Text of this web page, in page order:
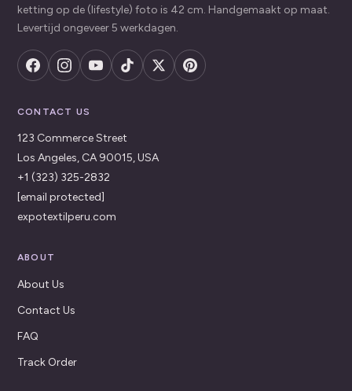
ketting op de (lifestyle) foto is 42 cm. Handgemaakt op maat.
Levertijd ongeveer 5 werkdagen.
CONTACT US
123 Commerce Street
Los Angeles, CA 90015, USA
+1 (323) 325-2832
[email protected]
expotextilperu.com
ABOUT
About Us
Contact Us
FAQ
Track Order